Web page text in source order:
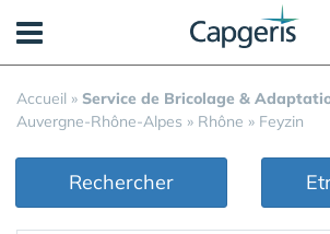
Accueil » Service de Bricolage &
Auvergne-Rhône-Alpes » Rhône » Feyzin
Rechercher